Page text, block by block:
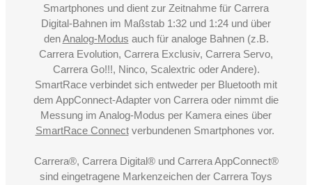
Smartphones und dient zur Zeitnahme für Carrera
Digital-Bahnen im Maßstab 1:32 und 1:24 und über
denAnalog-Modus auch für analoge Bahnen (z.B.
Carrera Evolution, Carrera Exclusiv, Carrera Servo,
Carrera Go!!!, Ninco, Scalextric oder Andere).
SmartRace verbindet sich entweder per Bluetooth mit
dem AppConnect-Adapter von Carrera oder nimmt die
Messung im Analog-Modus per Kamera eines über
SmartRace Connectverbundenen Smartphones vor.
Carrera®, Carrera Digital® und Carrera AppConnect®
sind eingetragene Markenzeichen der Carrera Toys